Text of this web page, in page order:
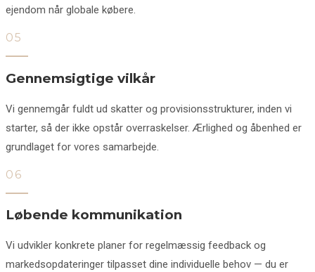
ejendom når globale købere.
05
Gennemsigtige vilkår
Vi gennemgår fuldt ud skatter og provisionsstrukturer, inden vi
starter, så der ikke opstår overraskelser. Ærlighed og åbenhed er
grundlaget for vores samarbejde.
06
Løbende kommunikation
Vi udvikler konkrete planer for regelmæssig feedback og
markedsopdateringer tilpasset dine individuelle behov — du er